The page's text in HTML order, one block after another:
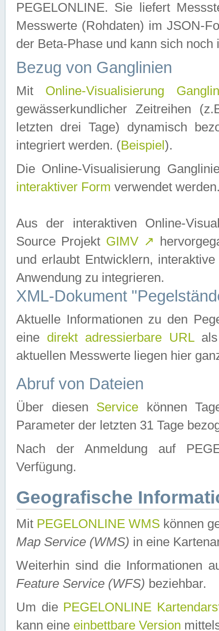
PEGELONLINE. Sie liefert
Messwerte (Rohdaten) im JSON-
der Beta-Phase und kann sich noch
Bezug von Ganglinien
Mit Online-Visualisierung
gewässerkundlicher Zeitreihen
letzten drei Tage) dynamisch
integriert werden. (Beispiel ).
Die Online-Visualisierung
interaktiver Form verwendet
Aus der interaktiven Online-
Source Projekt GIMV ↗
und erlaubt Entwicklern,
Anwendung zu integrieren.
XML-Dokument
Aktuelle Informationen zu den
eine direkt adressierbare URLals
aktuellen Messwerte liegen hier
Abruf von Dateien
Über diesen Service können
Parameter der letzten 31 Tage
Nach der Anmeldung auf
Verfügung.
Geografische
Mit PEGELONLINE WMS können
Map Service (WMS) in eine
Weiterhin sind die Informationen
Feature Service (WFS) beziehbar.
Um die PEGELONLINE
kann eine einbettbare Version